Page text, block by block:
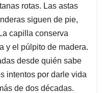
rotas. Las astas
siguen de pie,
capilla conserva
y el púlpito de madera.
desde quién sabe
intentos por darle vida
de dos décadas.